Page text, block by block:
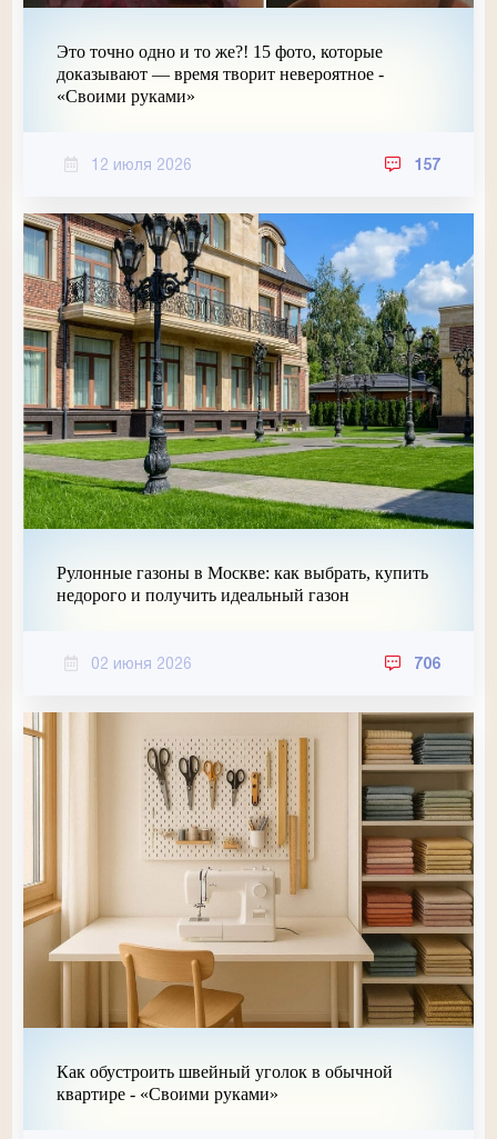
Это точно одно и то же?! 15 фото, которые
доказывают — время творит невероятное -
«Своими руками»
12 июля 2026 157
Рулонные газоны в Москве: как выбрать, купить
недорого и получить идеальный газон
02 июня 2026 706
Как обустроить швейный уголок в обычной
квартире - «Своими руками»